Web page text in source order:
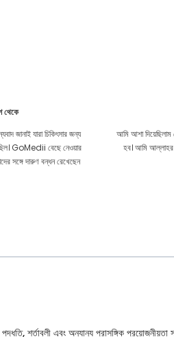
থেকে
যারা চিকিৎসার জন্য
GoMedii বেছে নেওয়ার
সঙ্গে দারুণ বন্ধন রেখেছেন
আমি আশা
হব। আমি
শর্তাবলী এবং অন্যান্য প্রাসঙ্গিক